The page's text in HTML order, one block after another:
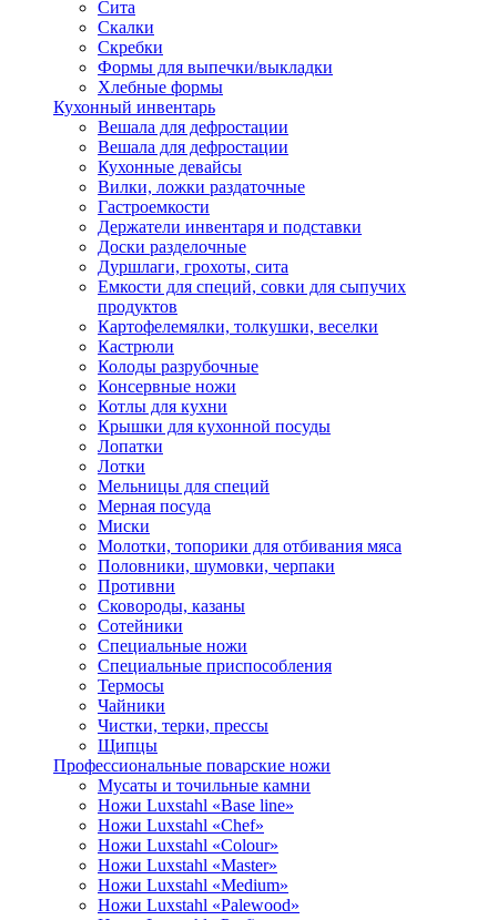
Сита
Скалки
Скребки
Формы для выпечки/выкладки
Хлебные формы
Кухонный инвентарь
Вешала для дефростации
Вешала для дефростации
Кухонные девайсы
Вилки, ложки раздаточные
Гастроемкости
Держатели инвентаря и подставки
Доски разделочные
Дуршлаги, грохоты, сита
Емкости для специй, совки для сыпучих
продуктов
Картофелемялки, толкушки, веселки
Кастрюли
Колоды разрубочные
Консервные ножи
Котлы для кухни
Крышки для кухонной посуды
Лопатки
Лотки
Мельницы для специй
Мерная посуда
Миски
Молотки, топорики для отбивания мяса
Половники, шумовки, черпаки
Противни
Сковороды, казаны
Сотейники
Специальные ножи
Специальные приспособления
Термосы
Чайники
Чистки, терки, прессы
Щипцы
Профессиональные поварские ножи
Мусаты и точильные камни
Ножи Luxstahl «Base line»
Ножи Luxstahl «Chef»
Ножи Luxstahl «Colour»
Ножи Luxstahl «Master»
Ножи Luxstahl «Medium»
Ножи Luxstahl «Palewood»